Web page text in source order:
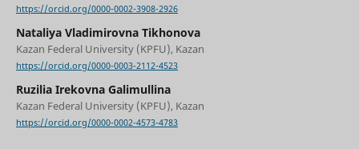
https://orcid.org/0000-0002-3908-2926
Nataliya Vladimirovna Tikhonova
Kazan Federal University (KPFU), Kazan
https://orcid.org/0000-0003-2112-4523
Ruzilia Irekovna Galimullina
Kazan Federal University (KPFU), Kazan
https://orcid.org/0000-0002-4573-4783